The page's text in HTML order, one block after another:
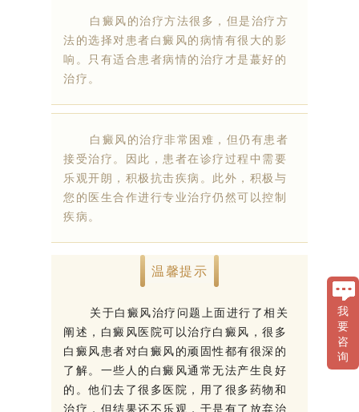
白癜风的治疗方法很多，但是治疗方
法的选择对患者白癜风的病情有很大的影
响。只有适合患者病情的治疗才是蕞好的
治疗。
白癜风的治疗非常困难，但仍有患者
接受治疗。因此，患者在诊疗过程中需要
乐观开朗，积极抗击疾病。此外，积极与
您的医生合作进行专业治疗仍然可以控制
疾病。
温馨提示
关于白癜风治疗问题上面进行了相关
阐述，白癜风医院可以治疗白癜风，很多
白癜风患者对白癜风的顽固性都有很深的
了解。一些人的白癜风通常无法产生良好
的。他们去了很多医院，用了很多药物和
治疗，但结果还不乐观，于是有了放弃治
我
要
咨
询